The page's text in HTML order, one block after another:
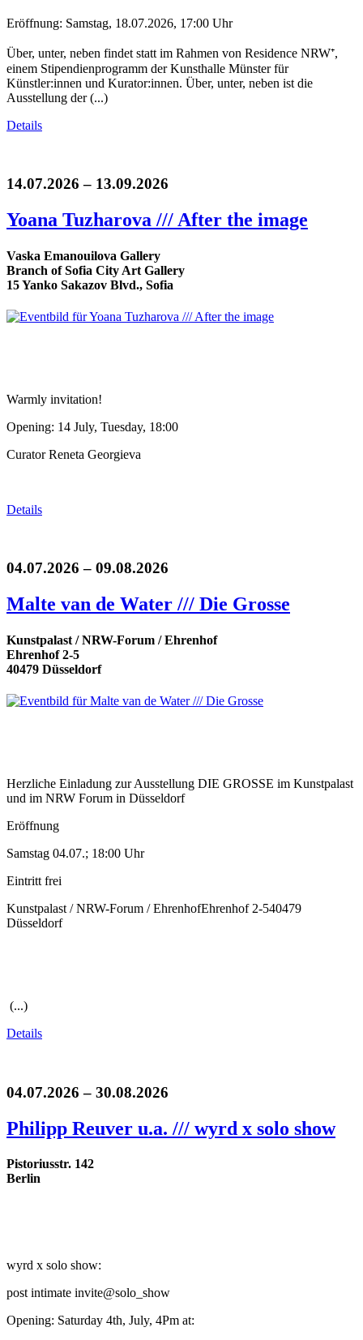
Eröffnung: Samstag, 18.07.2026, 17:00 Uhr
Über, unter, neben findet statt im Rahmen von Residence NRW⁺,
einem Stipendienprogramm der Kunsthalle Münster für
Künstler:innen und Kurator:innen. Über, unter, neben ist die
Ausstellung der (...)
Details
14.07.2026 – 13.09.2026
Yoana Tuzharova /// After the image
Vaska Emanouilova Gallery
Branch of Sofia City Art Gallery
15 Yanko Sakazov Blvd., Sofia
Warmly invitation!
Opening: 14 July, Tuesday, 18:00
Curator Reneta Georgieva
Details
04.07.2026 – 09.08.2026
Malte van de Water /// Die Grosse
Kunstpalast / NRW-Forum / Ehrenhof
Ehrenhof 2-5
40479 Düsseldorf
Herzliche Einladung zur Ausstellung DIE GROSSE im Kunstpalast
und im NRW Forum in Düsseldorf
Eröffnung
Samstag 04.07.; 18:00 Uhr
Eintritt frei
Kunstpalast / NRW-Forum / EhrenhofEhrenhof 2-540479
Düsseldorf
(...)
Details
04.07.2026 – 30.08.2026
Philipp Reuver u.a. /// wyrd x solo show
Pistoriusstr. 142
Berlin
wyrd x solo show:
post intimate invite@solo_show
Opening: Saturday 4th, July, 4Pm at: